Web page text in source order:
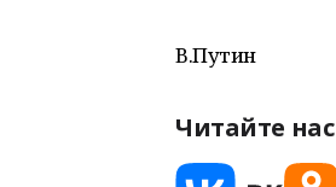
В.Путин
Читайте нас